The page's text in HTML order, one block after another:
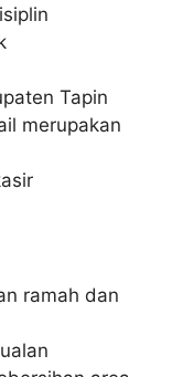
Tapin
merupakan
ramah dan